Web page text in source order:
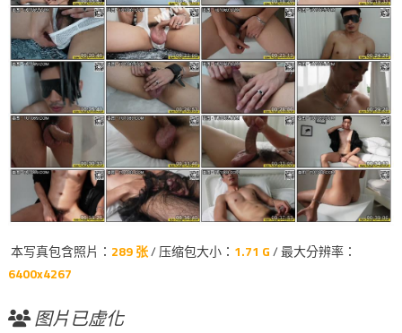
本写真包含照片： 289 张/ 压缩包大小： 1.71 G/ 最大分辨率：
6400x4267
图片已虚化